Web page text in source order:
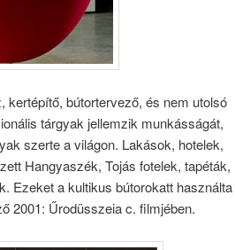
kertépítő, bútortervező, és nem utolsó
tárgyak jellemzik munkásságát,
szerte a világon. Lakások, hotelek,
Hangyaszék, Tojás fotelek, tapéták,
Ezeket a kultikus bútorokatt használta
2001: Űrodüsszeia c. filmjében.